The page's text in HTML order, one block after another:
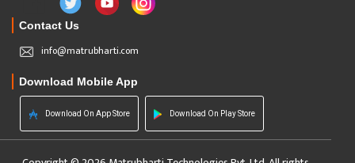
Contact Us
info@matrubharti.com
Download Mobile App
Download On App Store Download On Play Store